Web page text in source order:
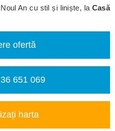
An cu stil și liniște, la Casă
ofertă
651 069
harta